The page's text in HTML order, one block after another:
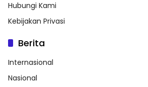
Hubungi Kami
Kebijakan Privasi
Berita
Internasional
Nasional